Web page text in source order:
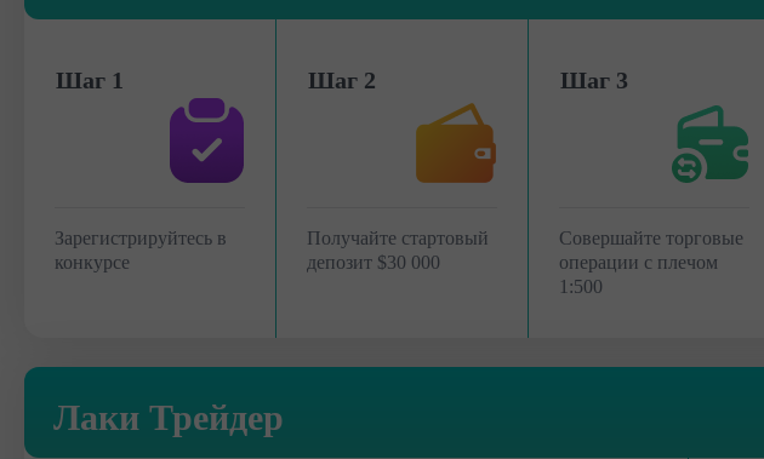
Шаг 1
Зарегистрируйтесь в
конкурсе
Шаг 2
Получайте стартовый
депозит $30 000
Шаг 3
Совершайте торговые
операции с плечом
1:500
Лаки Трейдер